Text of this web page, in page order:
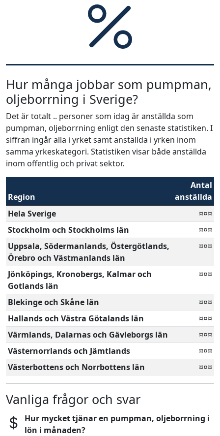
Hur många jobbar som pumpman,
oljeborrning i Sverige?
Det är totalt .. personer som idag är anställda som
pumpman, oljeborrning enligt den senaste statistiken. I
siffran ingår alla i yrket samt anställda i yrken inom
samma yrkeskategori. Statistiken visar både anställda
inom offentlig och privat sektor.
Region
Antal
anställda
Hela Sverige
¤¤¤
Stockholm och Stockholms län
¤¤¤
Uppsala, Södermanlands, Östergötlands,
Örebro och Västmanlands län
¤¤¤
Jönköpings, Kronobergs, Kalmar och
Gotlands län
¤¤¤
Blekinge och Skåne län
¤¤¤
Hallands och Västra Götalands län
¤¤¤
Värmlands, Dalarnas och Gävleborgs län
¤¤¤
Västernorrlands och Jämtlands
¤¤¤
Västerbottens och Norrbottens län
¤¤¤
Vanliga frågor och svar
Hur mycket tjänar en pumpman, oljeborrning i
lön i månaden?